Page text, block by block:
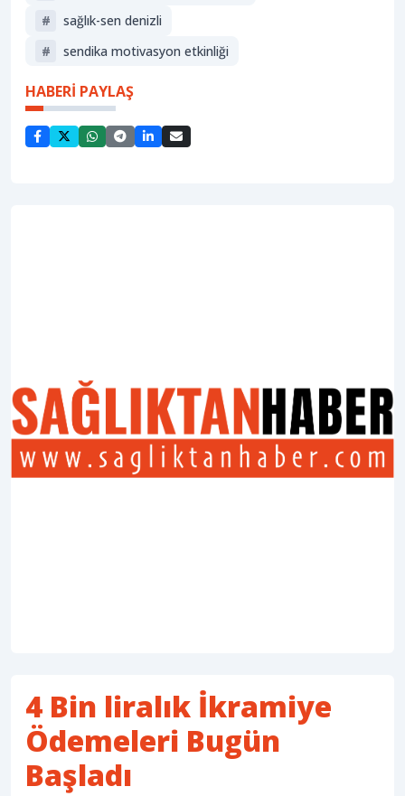
#
sağlık-sen denizli
#
sendika motivasyon etkinliği
HABERİ PAYLAŞ
4 Bin liralık İkramiye
Ödemeleri Bugün
Başladı